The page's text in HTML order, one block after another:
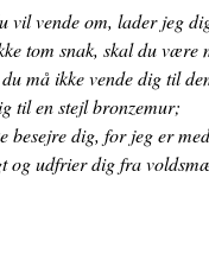
vende om, lader jeg
tom snak, skal du være
må ikke vende dig til
til en stejl bronzemur;
besejre dig, for jeg er
og udfrier dig fra